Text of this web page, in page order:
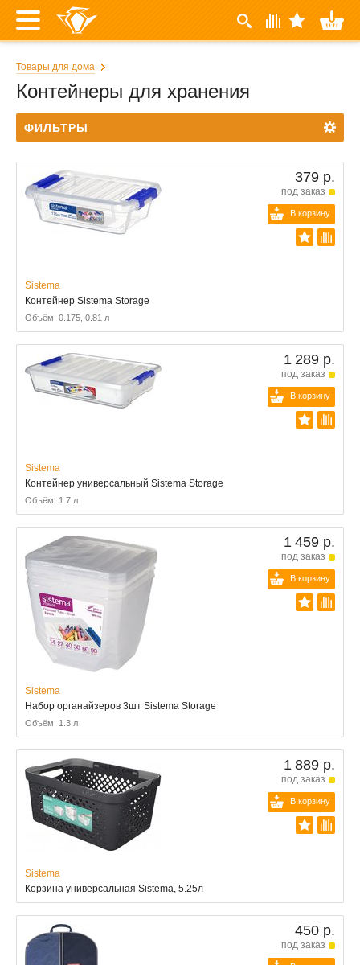
Товары для дома
Контейнеры для хранения
ФИЛЬТРЫ
379 р.
под заказ
В корзину
Sistema
Контейнер Sistema Storage
Объём: 0.175, 0.81 л
1 289 р.
под заказ
В корзину
Sistema
Контейнер универсальный Sistema Storage
Объём: 1.7 л
1 459 р.
под заказ
В корзину
Sistema
Набор органайзеров 3шт Sistema Storage
Объём: 1.3 л
1 889 р.
под заказ
В корзину
Sistema
Корзина универсальная Sistema, 5.25л
450 р.
под заказ